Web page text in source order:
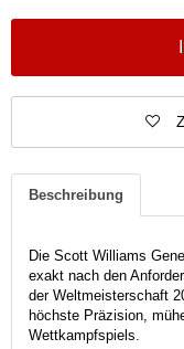
Beschreibung
Die Scott Williams
exakt nach den
der Weltmeisterschaft
höchste Präzision,
Wettkampfspiels.